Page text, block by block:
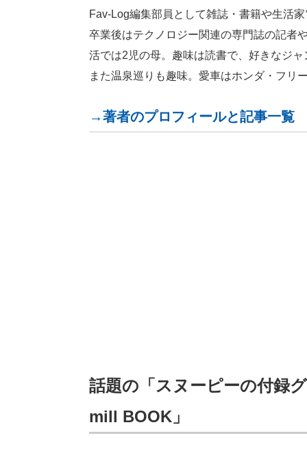
Fav-Log編集部員として雑誌・書籍や生活
卒業後はテクノロジー関連の専門誌の記者
活では2児の母。趣味は読書で、好きなジ
また温泉巡りも趣味。愛車はホンダ・フリ
→著者のプロフィールと記事一覧
話題の「スヌーピーの付録
mill BOOK」